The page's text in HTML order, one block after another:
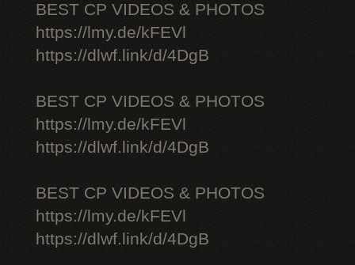
BEST CP VIDEOS & PHOTOS
https://lmy.de/kFEVl
https://dlwf.link/d/4DgB
BEST CP VIDEOS & PHOTOS
https://lmy.de/kFEVl
https://dlwf.link/d/4DgB
BEST CP VIDEOS & PHOTOS
https://lmy.de/kFEVl
https://dlwf.link/d/4DgB